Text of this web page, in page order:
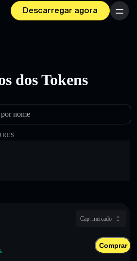
Descarregar agora Menu
dos Tokens
nome
Cap. mercado
Comprar